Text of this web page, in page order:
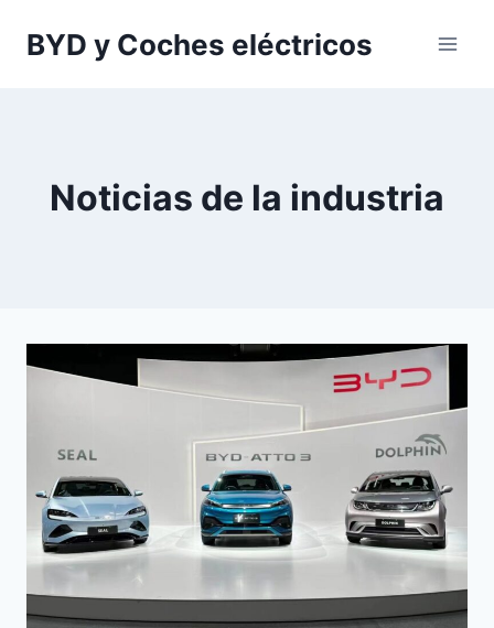
BYD y Coches eléctricos
Noticias de la industria